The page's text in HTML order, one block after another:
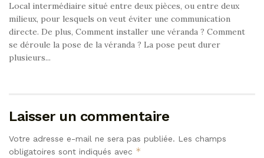
Local intermédiaire situé entre deux pièces, ou entre deux
milieux, pour lesquels on veut éviter une communication
directe. De plus, Comment installer une véranda ? Comment
se déroule la pose de la véranda ? La pose peut durer
plusieurs...
Laisser un commentaire
Votre adresse e-mail ne sera pas publiée. Les champs
obligatoires sont indiqués avec *